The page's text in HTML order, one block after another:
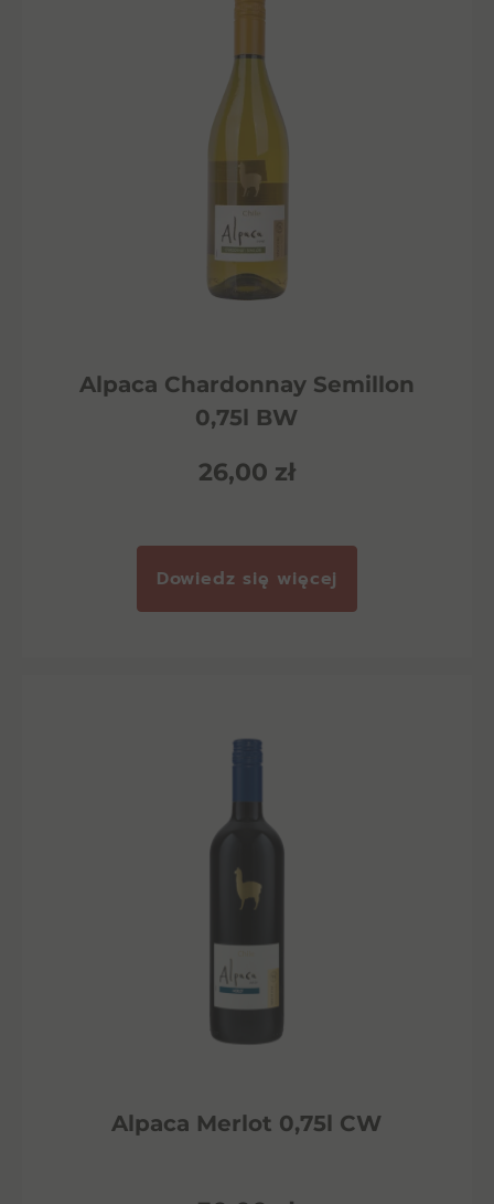
Alpaca Chardonnay Semillon
0,75l BW
26,00 zł
Dowiedz się więcej
Alpaca Merlot 0,75l CW